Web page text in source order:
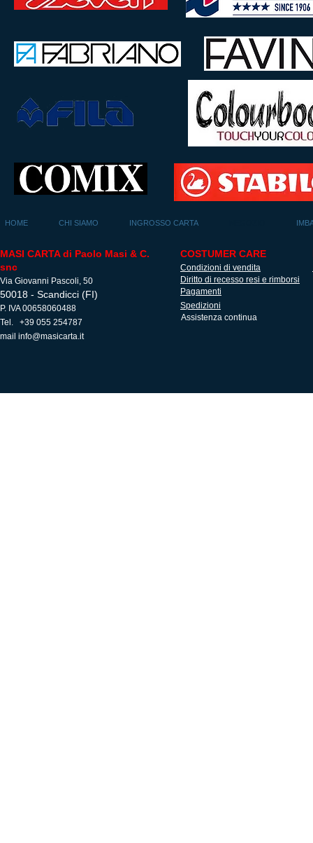
HOME CHI SIAMO INGROSSO CARTA
MASI CARTA di Paolo Masi & C.
snc
Via Giovanni Pascoli, 50
50018 - Scandicci (FI)
P. IVA 00658060488
Tel. +39 055 254787
mail info@masicarta.it
COSTUMER CARE
Condizioni di vendita
Diritto di recesso resi e rimborsi
Pagamenti
Spedizioni
Assistenza continua